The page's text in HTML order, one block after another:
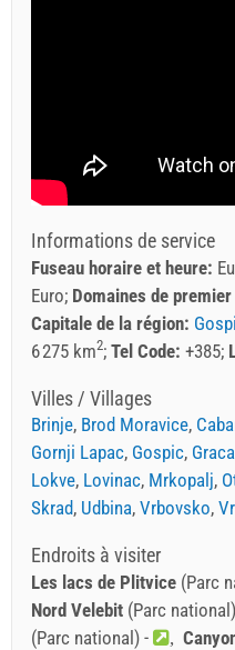
Informations de service
Fuseau horaire et heure:
Euro Domaines de
Capitale de la région:
6 275 km2 Tel Code: +385
Villes / Villages
Brinje, Brod Moravice,
Gornji Lapac, Gospic,
Lokve, Lovinac, Mrkopalj,
Skrad, Udbina, Vrbovsko,
Endroits à visiter
Les lacs de Plitvice (Parc
Nord Velebit (Parc
(Parc national) -